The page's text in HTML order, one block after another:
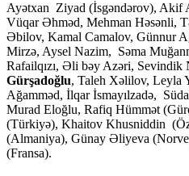
Ayətxan Ziyad (İsgəndərov), Akif
Vüqar Əhməd, Mehman Həsənli,
Əbilov, Kamal Camalov, Günnur
Mirzə, Aysel Nazim, Səma
Rafailqızı, Əli bəy Azəri, Sevindik
Gürşadoğlu, Taleh Xəlilov, Leyla
Ağamməd, İlqar İsmayılzadə,
Murad Eloğlu, Rafiq Hümmət
(Türkiyə), Khaitov Khusniddin
(Almaniya), Günay Əliyeva
(Fransa).